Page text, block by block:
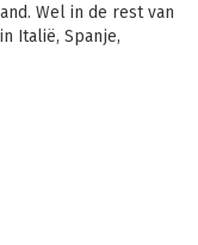
Wel in de rest van
Italië, Spanje,
wel of geen ansjovis
in Bergen op
al drie